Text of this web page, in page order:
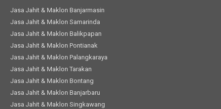
Jasa Jahit & Maklon Banjarmasin
Jasa Jahit & Maklon Samarinda
Jasa Jahit & Maklon Balikpapan
Jasa Jahit & Maklon Pontianak
Jasa Jahit & Maklon Palangkaraya
Jasa Jahit & Maklon Tarakan
Jasa Jahit & Maklon Bontang
Jasa Jahit & Maklon Banjarbaru
Jasa Jahit & Maklon Singkawang